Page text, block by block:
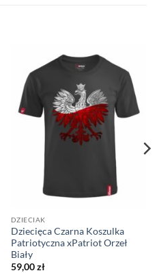
DZIECIAK
Dziecięca Czarna Koszulka
Patriotyczna xPatriot Orzeł
Biały
59,00zł